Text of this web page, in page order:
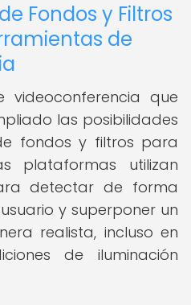
Fondos y Filtros
de
videoconferencia que
las posibilidades
fondos y filtros para
plataformas utilizan
detectar de forma
y superponer un
realista, incluso en
de iluminación